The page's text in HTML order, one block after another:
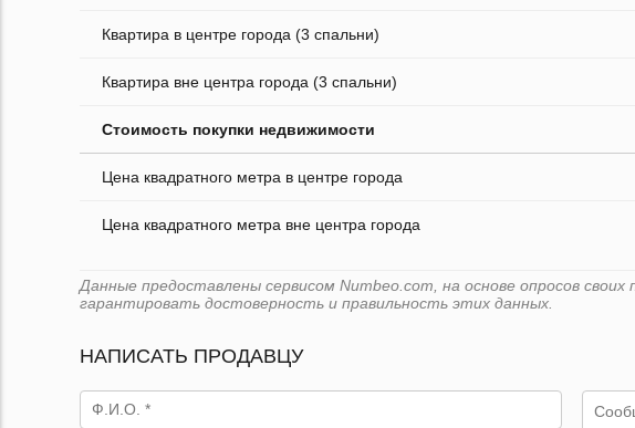
Квартира в центре города (3 спальни)
Квартира вне центра города (3 спальни)
Стоимость покупки недвижимости
Цена квадратного метра в центре города
Цена квадратного метра вне центра города
Данные предоставлены сервисом Numbeo.com, на основе опросов
гарантировать достоверность и правильность этих данных.
НАПИСАТЬ ПРОДАВЦУ